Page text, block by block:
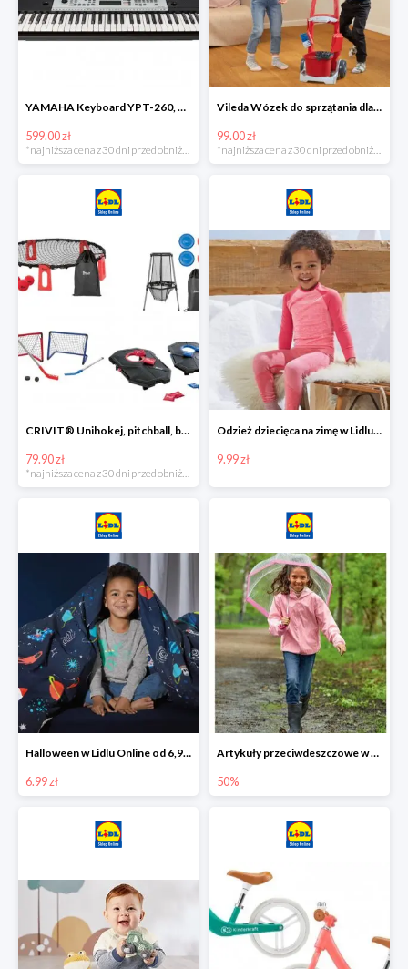
YAMAHA Keyboard YPT-260, 61 klawiszy
599.00 zł
*najniższa cena z 30 dni przed obniżką
Vileda Wózek do sprzątania dla dzieci
99.00 zł
*najniższa cena z 30 dni przed obniżką
CRIVIT® Unihokej, pitchball, bean bag lub disc golf
79.90 zł
Odzież dziecięca na zimę w Lidlu Online od 9,99 zł
9.99 zł
Halloween w Lidlu Online od 6,99 zł
6.99 zł
Artykuły przeciwdeszczowe w Lodilu Online do -50%
50%